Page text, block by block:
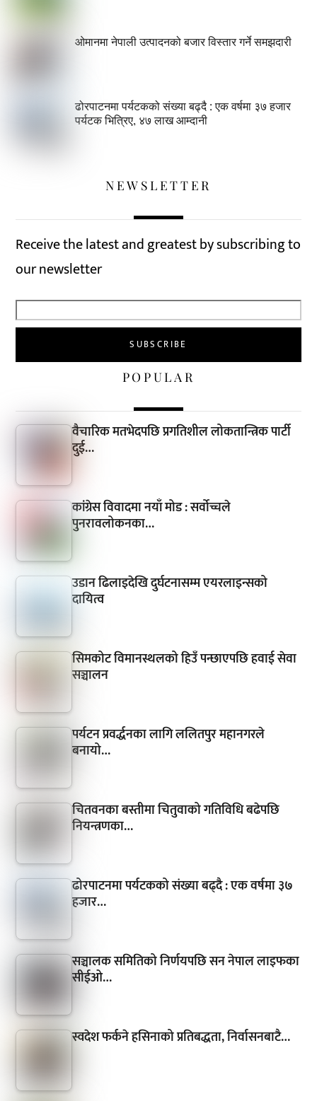
ओमानमा नेपाली उत्पादनको बजार विस्तार गर्ने समझदारी
ढोरपाटनमा पर्यटकको संख्या बढ्दै : एक वर्षमा ३७ हजार
पर्यटक भित्रिए, ४७ लाख आम्दानी
NEWSLETTER
Receive the latest and greatest by subscribing to
our newsletter
POPULAR
वैचारिक मतभेदपछि प्रगतिशील लोकतान्त्रिक पार्टी
दुई…
कांग्रेस विवादमा नयाँ मोड : सर्वोच्चले
पुनरावलोकनका…
उडान ढिलाइदेखि दुर्घटनासम्म एयरलाइन्सको
दायित्व
सिमकोट विमानस्थलको हिउँ पन्छाएपछि हवाई सेवा
सञ्चालन
पर्यटन प्रवर्द्धनका लागि ललितपुर महानगरले
बनायो…
चितवनका बस्तीमा चितुवाको गतिविधि बढेपछि
नियन्त्रणका…
ढोरपाटनमा पर्यटकको संख्या बढ्दै : एक वर्षमा ३७
हजार…
सञ्चालक समितिको निर्णयपछि सन नेपाल लाइफका
सीईओ…
स्वदेश फर्कने हसिनाको प्रतिबद्धता, निर्वासनबाटै…